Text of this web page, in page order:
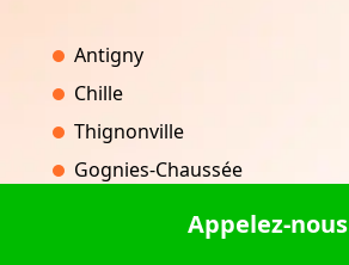
Antigny
Chille
Thignonville
Gognies-Chaussée
Appelez-nous